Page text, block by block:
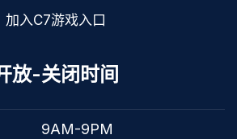
加入C7游戏入口
放-关闭时间
9AM-9PM